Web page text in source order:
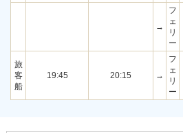
→
フ
ェ
リ
ー
旅
客
船
19:45 20:15 →
フ
ェ
リ
ー